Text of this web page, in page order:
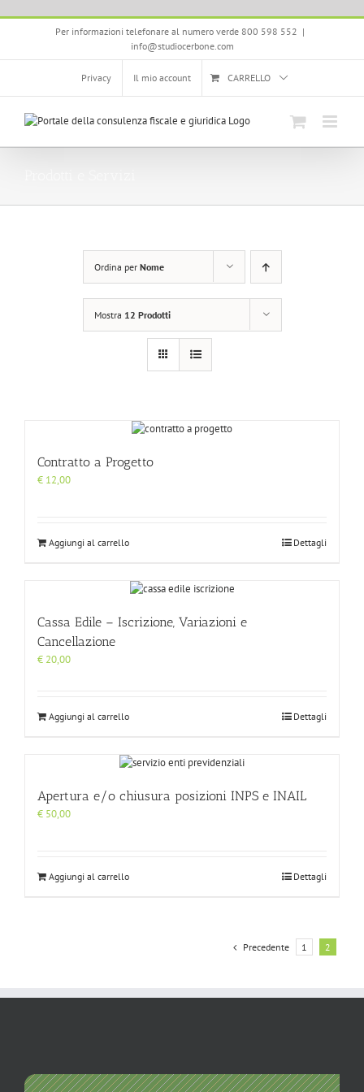
Salta
Per informazioni telefonare al numero verde 800 598 552 |
info@studiocerbone.com
Privacy Il mio account CARRELLO
Ordina per Nome
Mostra 12 Prodotti
Contratto a Progetto
€ 12,00
Aggiungi al carrello Dettagli
Cassa Edile – Iscrizione, Variazioni e
Cancellazione
€ 20,00
Aggiungi al carrello Dettagli
Apertura e/o chiusura posizioni INPS e INAIL
€ 50,00
Aggiungi al carrello Dettagli
Precedente 1 2